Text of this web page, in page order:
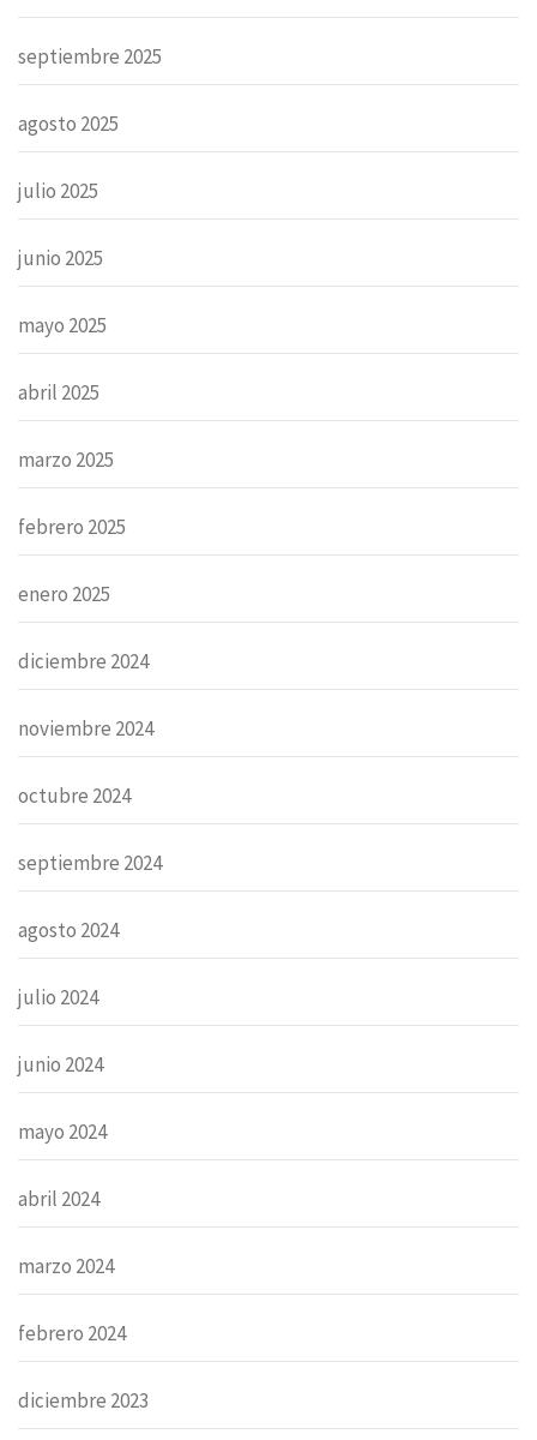
septiembre 2025
agosto 2025
julio 2025
junio 2025
mayo 2025
abril 2025
marzo 2025
febrero 2025
enero 2025
diciembre 2024
noviembre 2024
octubre 2024
septiembre 2024
agosto 2024
julio 2024
junio 2024
mayo 2024
abril 2024
marzo 2024
febrero 2024
diciembre 2023